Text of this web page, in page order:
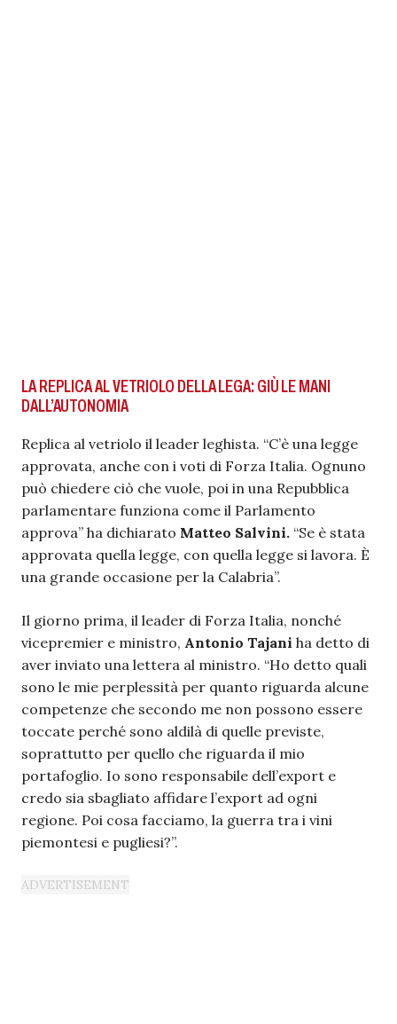
LA REPLICA AL VETRIOLO DELLA LEGA: GIÙ LE MANI
DALL’AUTONOMIA
Replica al vetriolo il leader leghista. “C’è una legge
approvata, anche con i voti di Forza Italia. Ognuno
può chiedere ciò che vuole, poi in una Repubblica
parlamentare funziona come il Parlamento
approva” ha dichiarato Matteo Salvini. “Se è stata
approvata quella legge, con quella legge si lavora. È
una grande occasione per la Calabria”.
Il giorno prima, il leader di Forza Italia, nonché
vicepremier e ministro, Antonio Tajani ha detto di
aver inviato una lettera al ministro. “Ho detto quali
sono le mie perplessità per quanto riguarda alcune
competenze che secondo me non possono essere
toccate perché sono aldilà di quelle previste,
soprattutto per quello che riguarda il mio
portafoglio. Io sono responsabile dell’export e
credo sia sbagliato affidare l’export ad ogni
regione. Poi cosa facciamo, la guerra tra i vini
piemontesi e pugliesi?”.